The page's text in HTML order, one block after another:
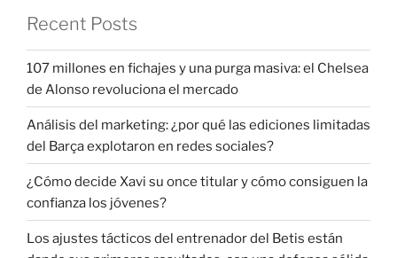
Recent Posts
107 millones en fichajes y una purga masiva: el Chelsea
de Alonso revoluciona el mercado
Análisis del marketing: ¿por qué las ediciones limitadas
del Barça explotaron en redes sociales?
¿Cómo decide Xavi su once titular y cómo consiguen la
confianza los jóvenes?
Los ajustes tácticos del entrenador del Betis están